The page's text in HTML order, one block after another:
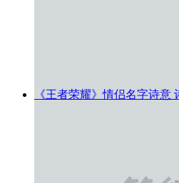
《王者荣耀》情侣名字诗意